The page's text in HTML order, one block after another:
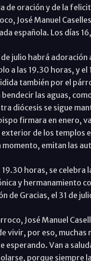
de oración y de la
José Manuel
española. Los días
de julio habrá
a las 19.30 horas, y el
también por el
las aguas,
diócesis se sigue
firmara en enero,
exterior de los templos
momento, emitan las
19.30 horas, se celebra
y hermanamiento
de Gracias, el 31 de
José Manuel
vivir, por eso, muchas
esperando. Van a
porque siempre